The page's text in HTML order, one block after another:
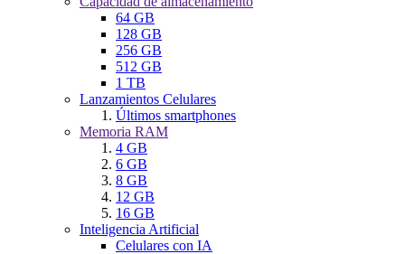
64 GB
128 GB
256 GB
512 GB
1 TB
Lanzamientos Celulares
Últimos smartphones
Memoria RAM
4 GB
6 GB
8 GB
12 GB
16 GB
Inteligencia Artificial
Celulares con IA